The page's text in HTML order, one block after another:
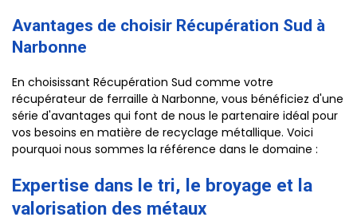
Avantages de choisir Récupération Sud à
Narbonne
En choisissant Récupération Sud comme votre
récupérateur de ferraille à Narbonne, vous bénéficiez d'une
série d'avantages qui font de nous le partenaire idéal pour
vos besoins en matière de recyclage métallique. Voici
pourquoi nous sommes la référence dans le domaine :
Expertise dans le tri, le broyage et la
valorisation des métaux